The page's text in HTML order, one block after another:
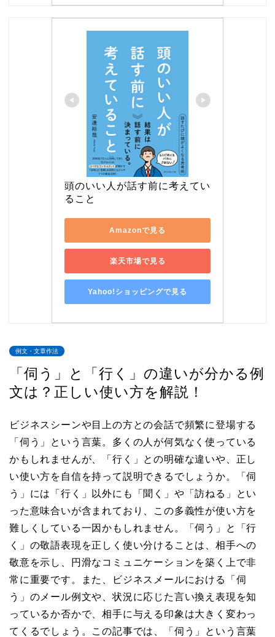
頭のいい人が話す前に考えてい
ること
Amazonで見る
楽天市場で見る
Yahoo!ショッピングで見る
例文・文章作法
「伺う」と「行く」の違いが分かる例
文は？正しい使い方を解説！
ビジネスシーンや目上の方との会話で頻繁に登場する
「伺う」という言葉。多くの人が何気なく使っている
かもしれませんが、「行く」との明確な違いや、正し
い使い方を自信を持って説明できるでしょうか。「伺
う」には「行く」以外にも「聞く」や「訪ねる」とい
った意味合いが含まれており、この多義性が使い方を
難しくしている一因かもしれません。「伺う」と「行
く」の敬語表現を正しく使い分けることは、相手への
敬意を示し、円滑なコミュニケーションを築く上で非
常に重要です。また、ビジネスメールにおける「伺
う」のメール例文や、状況に応じた言い換え表現を知
っているか否かで、相手に与える印象は大きく変わっ
てくるでしょう。この記事では、「伺う」という言葉